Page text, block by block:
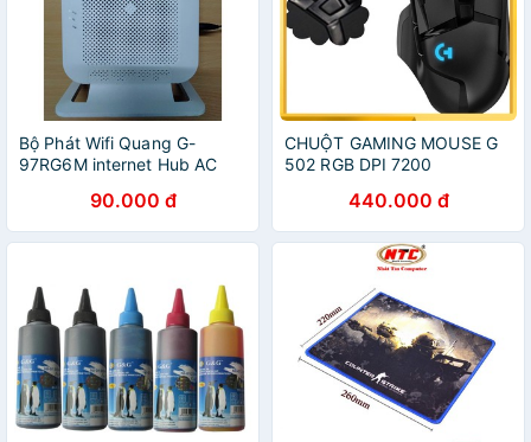
Bộ Phát Wifi Quang G-
97RG6M internet Hub AC
Gigabit G-97RG6M Chính
Hãng (Cũ)
90.000 đ
CHUỘT GAMING MOUSE G
502 RGB DPI 7200
440.000 đ